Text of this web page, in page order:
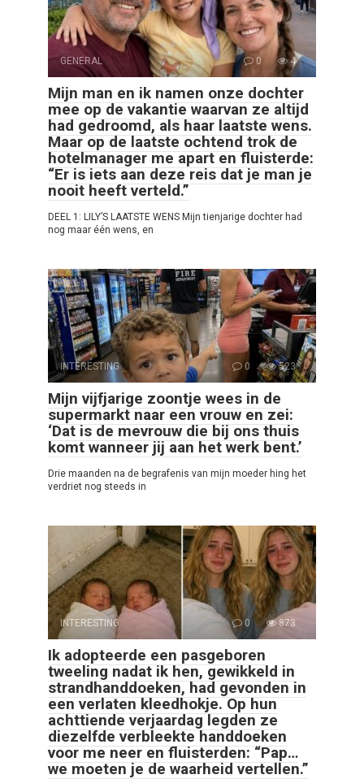
GENERAL 0 4
Mijn man en ik namen onze dochter
mee op de vakantie waarvan ze altijd
had gedroomd, als haar laatste wens.
Maar op de laatste ochtend trok de
hotelmanager me apart en fluisterde:
“Er is iets aan deze reis dat je man je
nooit heeft verteld.”
DEEL 1: LILY’S LAATSTE WENS Mijn tienjarige dochter had
nog maar één wens, en
INTERESTING 0 523
Mijn vijfjarige zoontje wees in de
supermarkt naar een vrouw en zei:
‘Dat is de mevrouw die bij ons thuis
komt wanneer jij aan het werk bent.’
Drie maanden na de begrafenis van mijn moeder hing het
verdriet nog steeds in
INTERESTING 0 873
Ik adopteerde een pasgeboren
tweeling nadat ik hen, gewikkeld in
strandhanddoeken, had gevonden in
een verlaten kleedhokje. Op hun
achttiende verjaardag legden ze
diezelfde verbleekte handdoeken
voor me neer en fluisterden: “Pap…
we moeten je de waarheid vertellen.”